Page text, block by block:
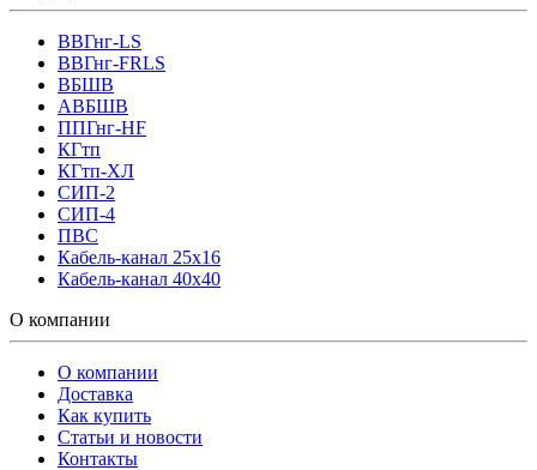
ВВГнг-LS
ВВГнг-FRLS
ВБШВ
АВБШВ
ППГнг-HF
КГтп
КГтп-ХЛ
СИП-2
СИП-4
ПВС
Кабель-канал 25х16
Кабель-канал 40х40
О компании
О компании
Доставка
Как купить
Статьи и новости
Контакты